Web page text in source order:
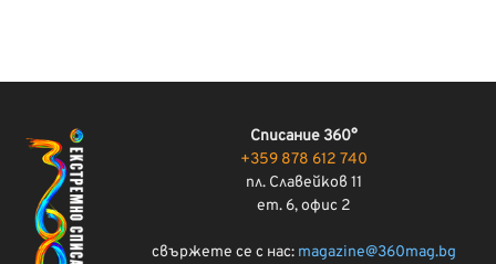
Списание 360°
+359 878 612 740
пл. Славейков 11
ет. 6, офис 2
свържете се с нас: magazine@360mag.bg